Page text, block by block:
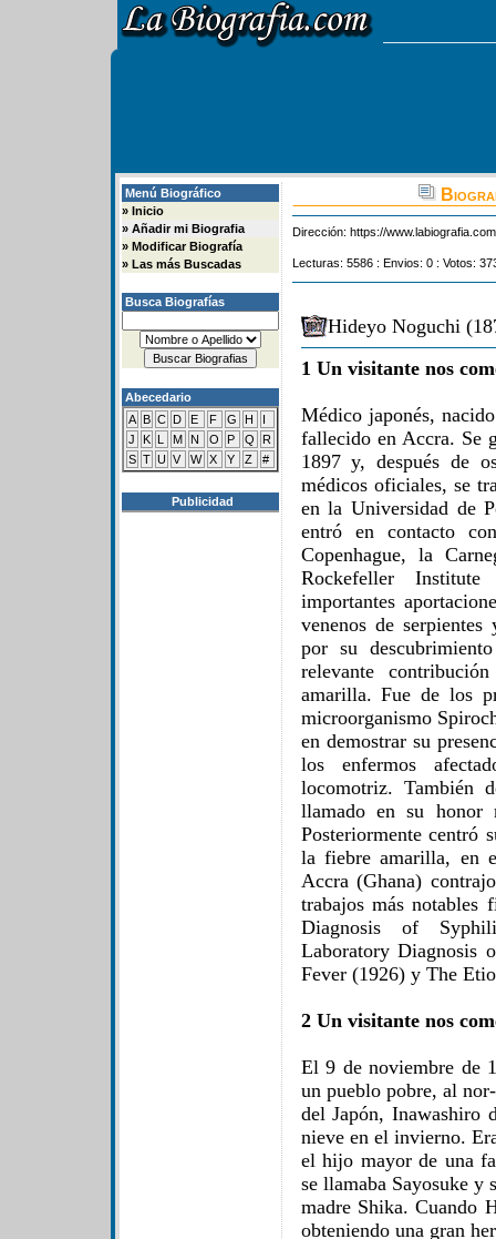
Menú Biográfico
» Inicio
» Añadir mi Biografia
» Modificar Biografía
» Las más Buscadas
Busca Biografías
Abecedario
A B C D E F G H
I
J
K L M N O P Q
R
S T U V W X Y Z #
Publicidad
Dirección: https://
Lecturas: 5586 : Envios: 0 : Votos:
Hideyo Noguchi
1 Un visitante nos
Médico japonés,
fallecido en Accra. Se
1897 y, después de
médicos oficiales, se
en la Universidad de
entró en contacto
Copenhague, la
Rockefeller
importantes
venenos de
por su
relevante
amarilla. Fue de los
microorganismo
en demostrar su
los enfermos
locomotriz. También
llamado en su honor
Posteriormente centró
la fiebre amarilla, en
Accra (Ghana)
trabajos más notables
Diagnosis of
Laboratory Diagnosis
Fever (1926) y The
2 Un visitante nos
El 9 de noviembre de
un pueblo pobre, al
del Japón, Inawashiro
nieve en el invierno.
el hijo mayor de una
se llamaba Sayosuke y
madre Shika. Cuando
obteniendo una gran